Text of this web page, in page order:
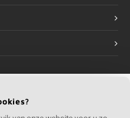
is onderdeel van
BV